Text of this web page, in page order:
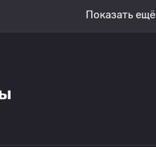
Показать ещё